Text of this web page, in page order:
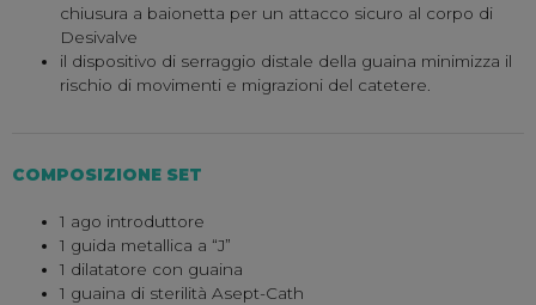
chiusura a baionetta per un attacco sicuro al corpo di
Desivalve
il dispositivo di serraggio distale della guaina minimizza il
rischio di movimenti e migrazioni del catetere.
COMPOSIZIONE SET
1 ago introduttore
1 guida metallica a “J”
1 dilatatore con guaina
1 guaina di sterilità Asept-Cath